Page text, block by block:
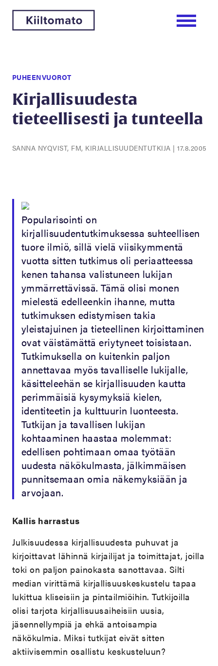
PUHEENVUOROT
Kirjallisuudesta
tieteellisesti ja tunteella
SANNA NYQVIST, FM, KIRJALLISUUDENTUTKIJA |17.8.2005
Popularisointi on
kirjallisuudentutkimuksessa suhteellisen
tuore ilmiö, sillä vielä viisikymmentä
vuotta sitten tutkimus oli periaatteessa
kenen tahansa valistuneen lukijan
ymmärrettävissä. Tämä olisi monen
mielestä edelleenkin ihanne, mutta
tutkimuksen edistymisen takia
yleistajuinen ja tieteellinen kirjoittaminen
ovat väistämättä eriytyneet toisistaan.
Tutkimuksella on kuitenkin paljon
annettavaa myös tavalliselle lukijalle,
käsitteleehän se kirjallisuuden kautta
perimmäisiä kysymyksiä kielen,
identiteetin ja kulttuurin luonteesta.
Tutkijan ja tavallisen lukijan
kohtaaminen haastaa molemmat:
edellisen pohtimaan omaa työtään
uudesta näkökulmasta, jälkimmäisen
punnitsemaan omia näkemyksiään ja
arvojaan.
Kallis harrastus
Julkisuudessa kirjallisuudesta puhuvat ja
kirjoittavat lähinnä kirjailijat ja toimittajat, joilla
toki on paljon painokasta sanottavaa. Silti
median virittämä kirjallisuuskeskustelu tapaa
lukittua kliseisiin ja pintailmiöihin. Tutkijoilla
olisi tarjota kirjallisuusaiheisiin uusia,
jäsennellympiä ja ehkä antoisampia
näkökulmia. Miksi tutkijat eivät sitten
aktiivisemmin osallistu keskusteluun?